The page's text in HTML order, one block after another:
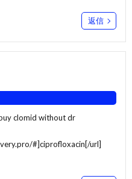
返信
clomid without dr
#]ciprofloxacin[/url]